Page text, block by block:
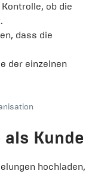
ob die
dass die
der einzelnen
Kunde
hochladen,